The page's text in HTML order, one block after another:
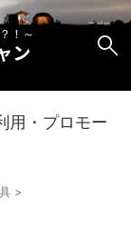
！～
ン
用・プロモー
>